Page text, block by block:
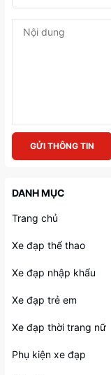
GỬI THÔNG TIN
DANH MỤC
Trang chủ
Xe đạp thể thao
Xe đạp nhập khẩu
Xe đạp trẻ em
Xe đạp thời trang nữ
Phụ kiện xe đạp